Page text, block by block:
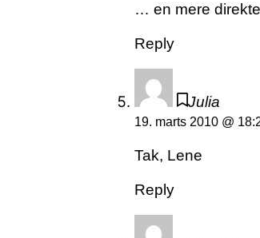
… en mere
Reply
Julia
19. marts 2010 @
Tak, Lene
Reply